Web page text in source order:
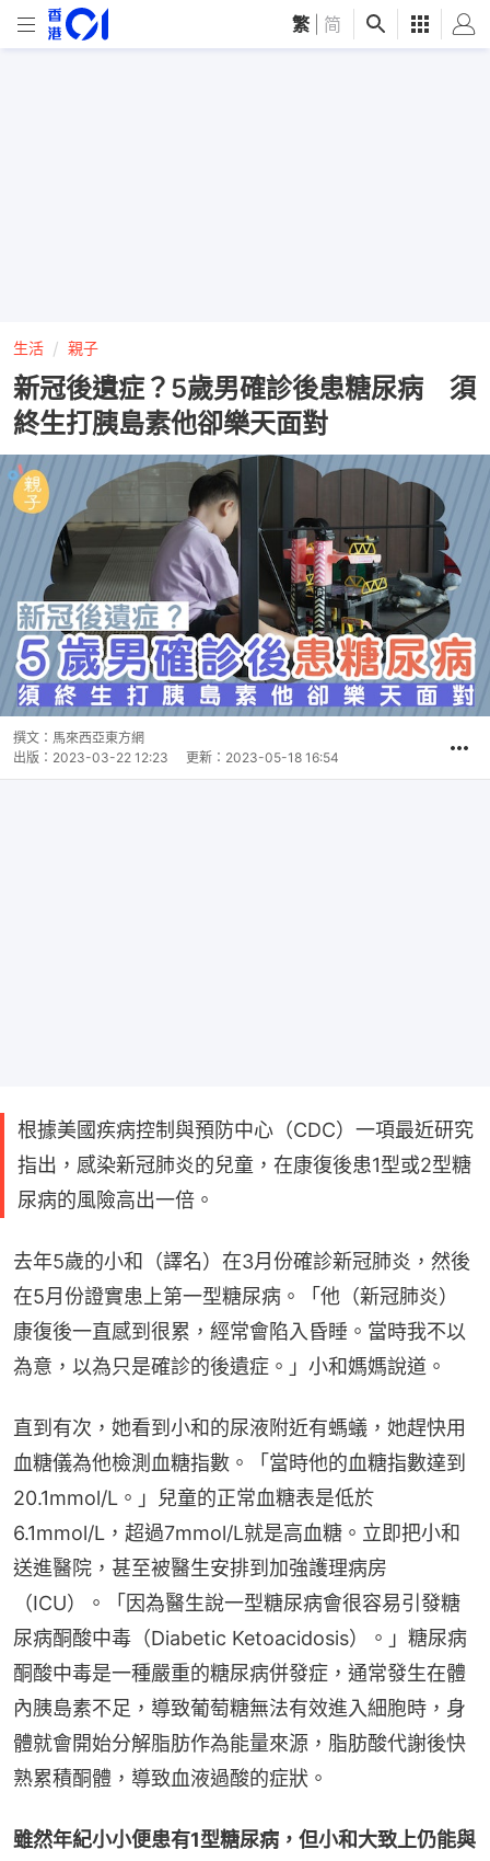
繁 简
生活 親子
新冠後遺症？5歲男確診後患糖尿病 須
終生打胰島素他卻樂天面對
撰文： 馬來西亞東方網
出版： 2023-03-22 12:23 更新： 2023-05-18 16:54
根據美國疾病控制與預防中心（CDC）一項最近研究
指出，感染新冠肺炎的兒童，在康復後患1型或2型糖
尿病的風險高出一倍。
去年5歲的小和（譯名）在3月份確診新冠肺炎，然後
在5月份證實患上第一型糖尿病。「他（新冠肺炎）
康復後一直感到很累，經常會陷入昏睡。當時我不以
為意，以為只是確診的後遺症。」小和媽媽說道。
直到有次，她看到小和的尿液附近有螞蟻，她趕快用
血糖儀為他檢測血糖指數。「當時他的血糖指數達到
20.1mmol/L。」兒童的正常血糖表是低於
6.1mmol/L，超過7mmol/L就是高血糖。立即把小和
送進醫院，甚至被醫生安排到加強護理病房
（ICU）。「因為醫生說一型糖尿病會很容易引發糖
尿病酮酸中毒（Diabetic Ketoacidosis）。」糖尿病
酮酸中毒是一種嚴重的糖尿病併發症，通常發生在體
內胰島素不足，導致葡萄糖無法有效進入細胞時，身
體就會開始分解脂肪作為能量來源，脂肪酸代謝後快
熟累積酮體，導致血液過酸的症狀。
雖然年紀小小便患有1型糖尿病，但小和大致上仍能與